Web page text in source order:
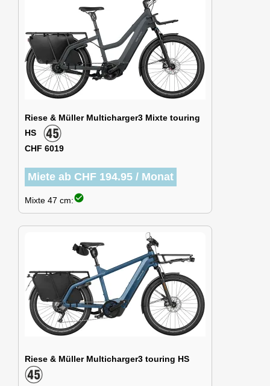
Riese & Müller Multicharger3 Mixte touring
HS
CHF 6019
Miete ab CHF 194.95 / Monat
Mixte 47 cm:check_circle
Riese & Müller Multicharger3 touring HS